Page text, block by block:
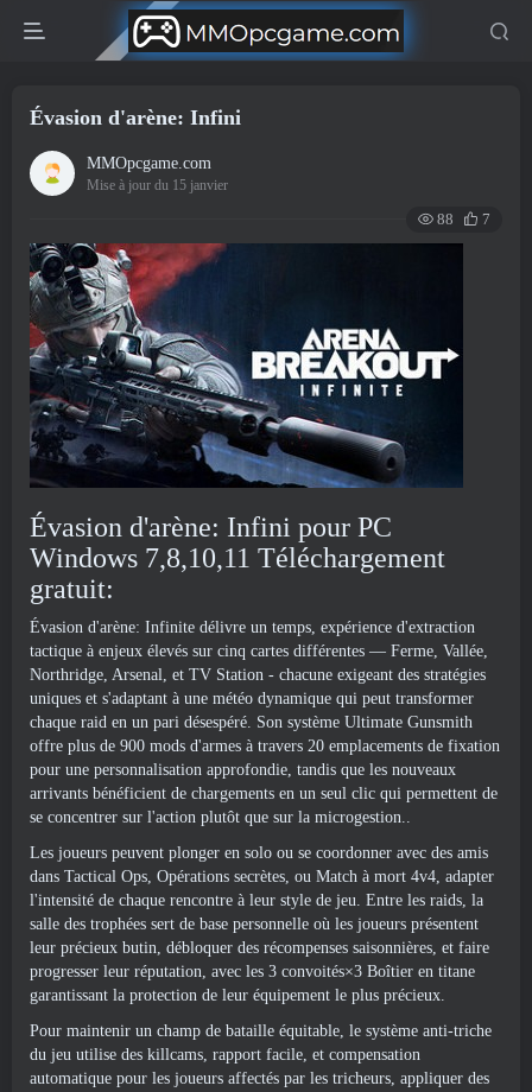
Évasion d'arène: Infini
MMOpcgame.com
Mise à jour du 15 janvier
88 7
Évasion d'arène: Infini pour PC
Windows 7,8,10,11 Téléchargement
gratuit:
Évasion d'arène: Infinite délivre un temps, expérience d'extraction
tactique à enjeux élevés sur cinq cartes différentes — Ferme, Vallée,
Northridge, Arsenal, et TV Station - chacune exigeant des stratégies
uniques et s'adaptant à une météo dynamique qui peut transformer
chaque raid en un pari désespéré. Son système Ultimate Gunsmith
offre plus de 900 mods d'armes à travers 20 emplacements de fixation
pour une personnalisation approfondie, tandis que les nouveaux
arrivants bénéficient de chargements en un seul clic qui permettent de
se concentrer sur l'action plutôt que sur la microgestion..
Les joueurs peuvent plonger en solo ou se coordonner avec des amis
dans Tactical Ops, Opérations secrètes, ou Match à mort 4v4, adapter
l'intensité de chaque rencontre à leur style de jeu. Entre les raids, la
salle des trophées sert de base personnelle où les joueurs présentent
leur précieux butin, débloquer des récompenses saisonnières, et faire
progresser leur réputation, avec les 3 convoités×3 Boîtier en titane
garantissant la protection de leur équipement le plus précieux.
Pour maintenir un champ de bataille équitable, le système anti-triche
du jeu utilise des killcams, rapport facile, et compensation
automatique pour les joueurs affectés par les tricheurs, appliquer des